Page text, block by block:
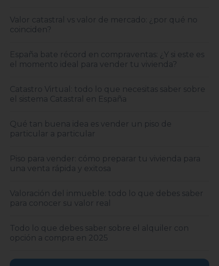
Valor catastral vs valor de mercado: ¿por qué no
coinciden?
España bate récord en compraventas: ¿Y si este es
el momento ideal para vender tu vivienda?
Catastro Virtual: todo lo que necesitas saber sobre
el sistema Catastral en España
Qué tan buena idea es vender un piso de
particular a particular
Piso para vender: cómo preparar tu vivienda para
una venta rápida y exitosa
Valoración del inmueble: todo lo que debes saber
para conocer su valor real
Todo lo que debes saber sobre el alquiler con
opción a compra en 2025